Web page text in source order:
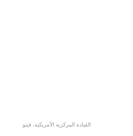
القيادة المركزية الأمريكية، فيتو